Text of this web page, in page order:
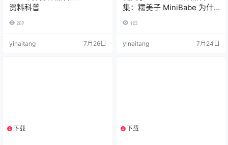
资料科普
209
yinaitang 7月26日
集：糯美子 MiniBabe 为什
123
yinaitang 7月24日
下载 下载